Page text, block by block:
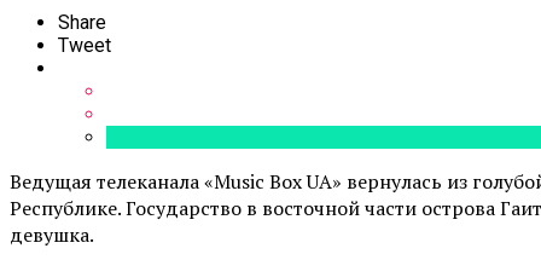
Share
Tweet
Ведущая телеканала «Music Box UA» вернулась из
Республике. Государство в восточной части острова
девушка.